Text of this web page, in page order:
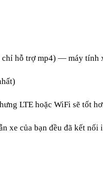
hỗ trợ mp4) — máy
LTE hoặc WiFi sẽ tốt
xe của bạn đều đã kết nối